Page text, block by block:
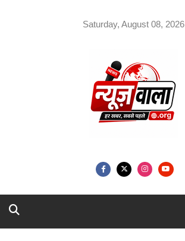
Saturday, August 08, 2026